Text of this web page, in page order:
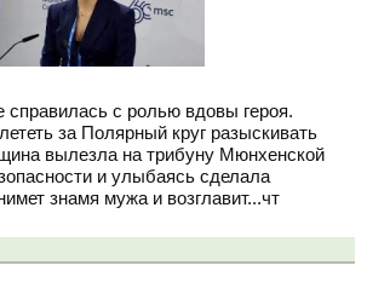
с ролью вдовы героя.
за Полярный круг разыскивать
вылезла на трибуну Мюнхенской
и улыбаясь сделала
знамя мужа и возглавит...чт